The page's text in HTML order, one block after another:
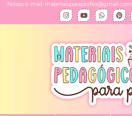
Nosso e-mail: materiaisparaprofes@gmail.com